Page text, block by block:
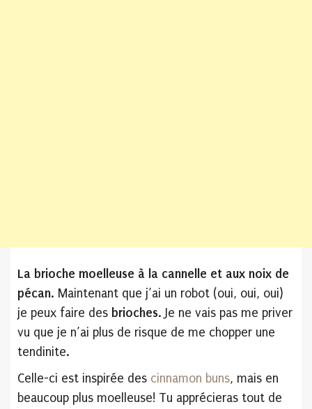
La brioche moelleuse à la cannelle et aux noix de
pécan. Maintenant que j’ai un robot (oui, oui, oui)
je peux faire des brioches. Je ne vais pas me priver
vu que je n’ai plus de risque de me chopper une
tendinite.
Celle-ci est inspirée des cinnamon buns, mais en
beaucoup plus moelleuse! Tu apprécieras tout de